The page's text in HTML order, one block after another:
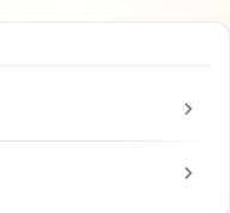
chevron_right
chevron_right